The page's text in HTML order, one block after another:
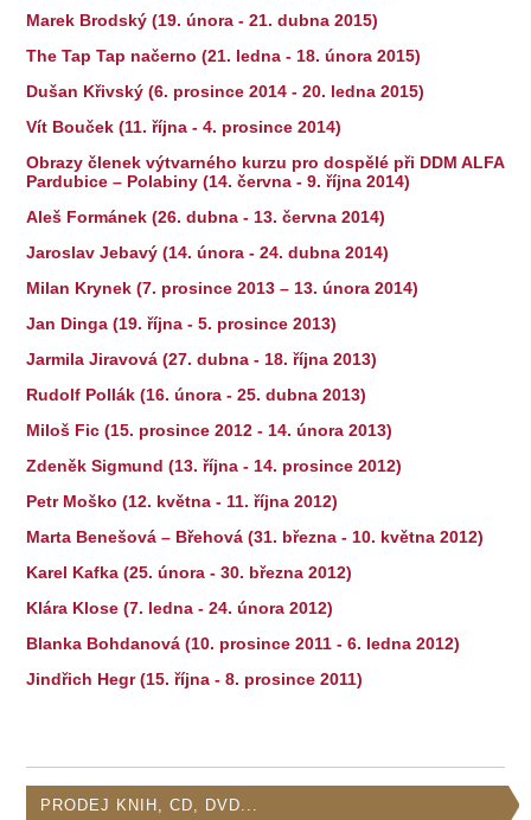
Marek Brodský (19. února - 21. dubna 2015)
The Tap Tap načerno (21. ledna - 18. února 2015)
Dušan Křivský (6. prosince 2014 - 20. ledna 2015)
Vít Bouček (11. října - 4. prosince 2014)
Obrazy členek výtvarného kurzu pro dospělé při DDM ALFA
Pardubice – Polabiny (14. června - 9. října 2014)
Aleš Formánek (26. dubna - 13. června 2014)
Jaroslav Jebavý (14. února - 24. dubna 2014)
Milan Krynek (7. prosince 2013 – 13. února 2014)
Jan Dinga (19. října - 5. prosince 2013)
Jarmila Jiravová (27. dubna - 18. října 2013)
Rudolf Pollák (16. února - 25. dubna 2013)
Miloš Fic (15. prosince 2012 - 14. února 2013)
Zdeněk Sigmund (13. října - 14. prosince 2012)
Petr Moško (12. května - 11. října 2012)
Marta Benešová – Břehová (31. března - 10. května 2012)
Karel Kafka (25. února - 30. března 2012)
Klára Klose (7. ledna - 24. února 2012)
Blanka Bohdanová (10. prosince 2011 - 6. ledna 2012)
Jindřich Hegr (15. října - 8. prosince 2011)
PRODEJ KNIH, CD, DVD...